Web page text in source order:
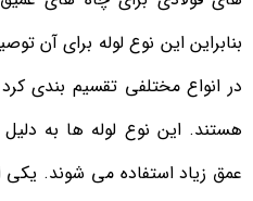
بنابراین این نوع لوله برای آن
در انواع مختلفی تقسیم بندی
هستند. این نوع لوله ها به
عمق زیاد استفاده می شوند. یکی